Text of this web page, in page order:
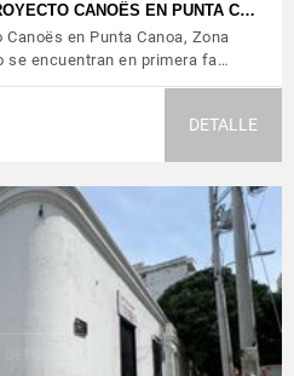
CANOËS EN PUNTA C…
en Punta Canoa, Zona
se encuentran en primera fa…
DETALLE